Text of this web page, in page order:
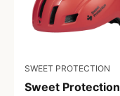
SWEET PROTECTION
Sweet Protection